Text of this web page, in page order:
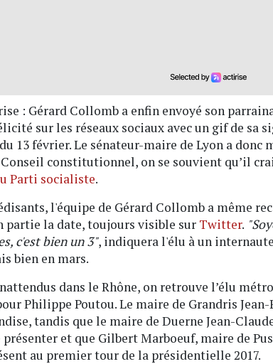
: Gérard Collomb a enfin envoyé son
sur les réseaux sociaux avec un gif de sa
13 février. Le sénateur-maire de Lyon a donc
Conseil constitutionnel, on se souvient qu’il
Parti socialiste.
l'équipe de Gérard Collomb a même
partie la date, toujours visible sur Twitter.
c'est bien un 3", indiquera l'élu à un
bien en mars.
dans le Rhône, on retrouve l’élu
Philippe Poutou. Le maire de Grandris
tandis que le maire de Duerne Jean-
présenter et que Gilbert Marboeuf, maire de
au premier tour de la présidentielle 2017.